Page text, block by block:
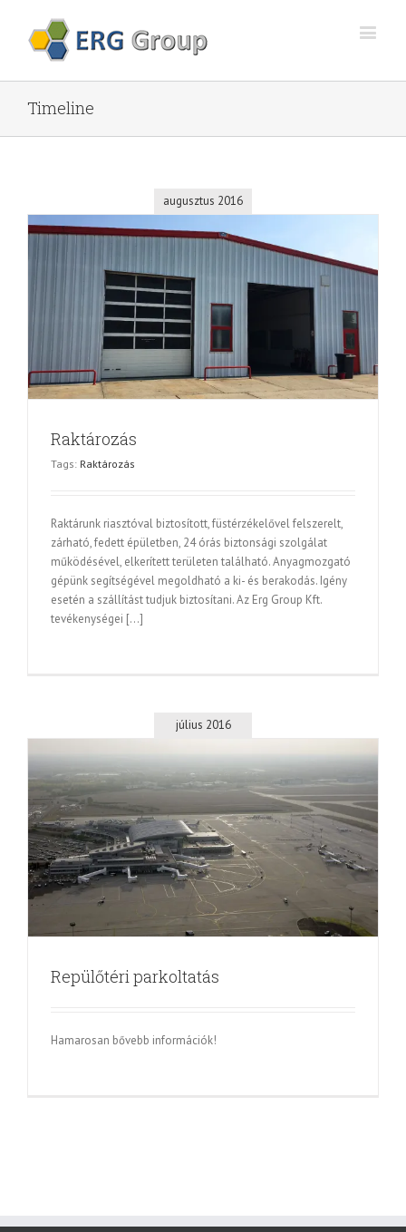
Timeline
augusztus 2016
Raktározás
Tags: Raktározás
Raktárunk riasztóval biztosított, füstérzékelővel felszerelt,
zárható, fedett épületben, 24 órás biztonsági szolgálat
működésével, elkerített területen található. Anyagmozgató
gépünk segítségével megoldható a ki- és berakodás. Igény
esetén a szállítást tudjuk biztosítani. Az Erg Group Kft.
tevékenységei [...]
július 2016
Repülőtéri parkoltatás
Hamarosan bővebb információk!